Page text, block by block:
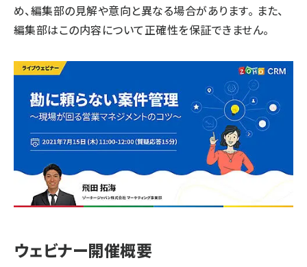
め、編集部の見解や意向と異なる場合があります。 また、
編集部はこの内容について正確性を保証できません。
ウェビナー開催概要